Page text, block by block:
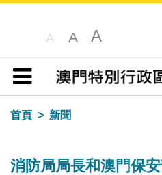
A A A
目錄
首頁
新聞
消防局局長和澳門保